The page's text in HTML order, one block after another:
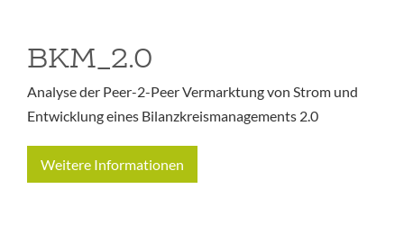
BKM_2.0
Analyse der Peer-2-Peer Vermarktung von Strom und
Entwicklung eines Bilanzkreismanagements 2.0
Weitere Informationen